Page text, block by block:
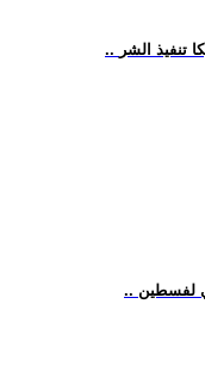
تنفيذ الشر
لفسطين